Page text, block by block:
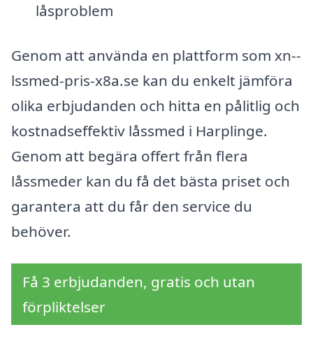
låsproblem
Genom att använda en plattform som xn--
lssmed-pris-x8a.se kan du enkelt jämföra
olika erbjudanden och hitta en pålitlig och
kostnadseffektiv låssmed i Harplinge.
Genom att begära offert från flera
låssmeder kan du få det bästa priset och
garantera att du får den service du
behöver.
Få 3 erbjudanden, gratis och utan
förpliktelser